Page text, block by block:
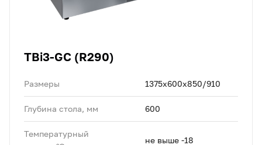
TBi3-GC (R290)
Размеры 1375х600х850/910
Глубина стола, мм 600
Температурный
не выше -18